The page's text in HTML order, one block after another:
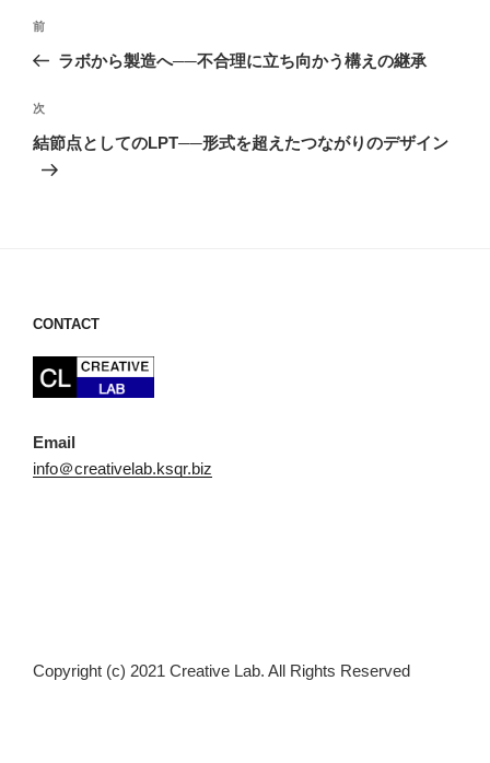
投
ビ
ゲ
ー
前
の
稿
前
ラボから製造へ──不合理に立ち向かう構えの継承
次
の
次
結節点としてのLPT──形式を超えたつながりのデザイン
CONTACT
Email
info＠creativelab.ksqr.biz
Copyright (c) 2021 Creative Lab. All Rights Reserved